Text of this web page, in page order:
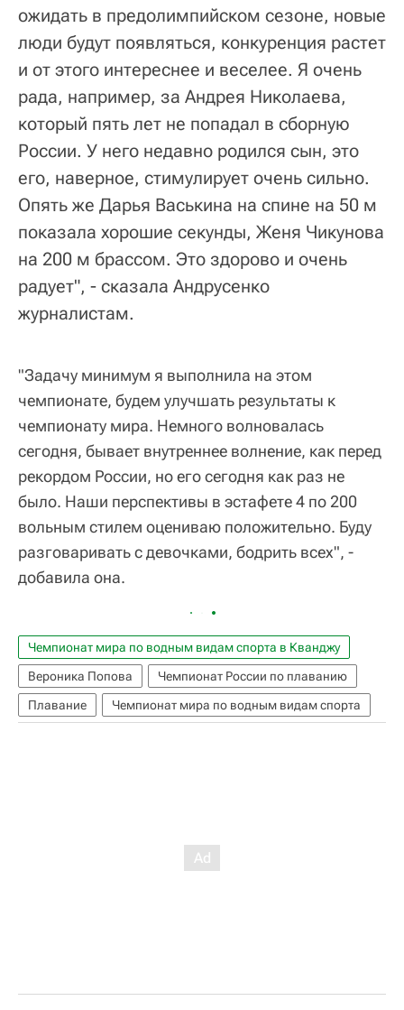
ожидать в предолимпийском сезоне, новые
люди будут появляться, конкуренция растет
и от этого интереснее и веселее. Я очень
рада, например, за Андрея Николаева,
который пять лет не попадал в сборную
России. У него недавно родился сын, это
его, наверное, стимулирует очень сильно.
Опять же Дарья Васькина на спине на 50 м
показала хорошие секунды, Женя Чикунова
на 200 м брассом. Это здорово и очень
радует", - сказала Андрусенко
журналистам.
"Задачу минимум я выполнила на этом
чемпионате, будем улучшать результаты к
чемпионату мира. Немного волновалась
сегодня, бывает внутреннее волнение, как перед
рекордом России, но его сегодня как раз не
было. Наши перспективы в эстафете 4 по 200
вольным стилем оцениваю положительно. Буду
разговаривать с девочками, бодрить всех", -
добавила она.
Чемпионат мира по водным видам спорта в Кванджу
Вероника Попова
Чемпионат России по плаванию
Плавание
Чемпионат мира по водным видам спорта